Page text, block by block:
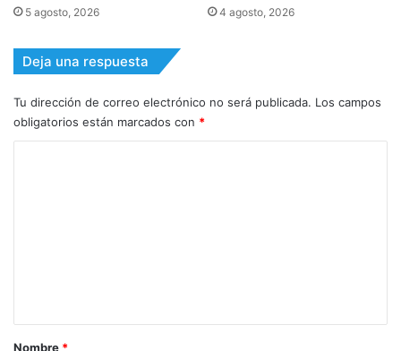
5 agosto, 2026 4 agosto, 2026
Deja una respuesta
Tu dirección de correo electrónico no será publicada. Los campos
obligatorios están marcados con *
r
Nombre *